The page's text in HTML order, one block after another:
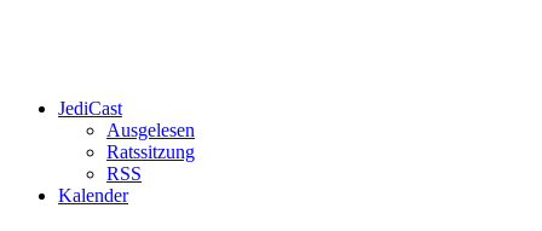
JediCast
Ausgelesen
Ratssitzung
RSS
Kalender